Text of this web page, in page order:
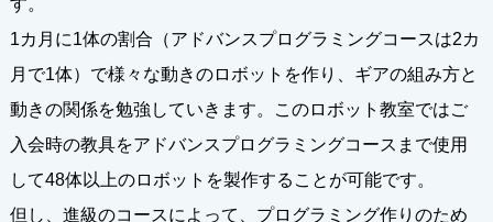
す。
1カ月に1体の割合（アドバンスプログラミングコースは2カ
月で1体）で様々な動きのロボットを作り、ギアの組み方と
動きの関係を勉強していきます。このロボット教室ではご
入会時の教具をアドバンスプログラミングコースまで使用
して48体以上のロボットを製作することが可能です。
但し、進級のコースによって、プログラミング作りのため